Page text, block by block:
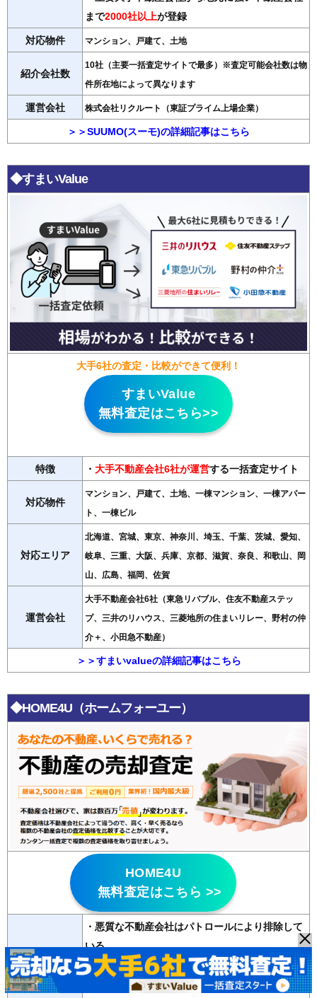
まで2000社以上が登録
対応物件 マンション、戸建て、土地
紹介会社数
10社（主要一括査定サイトで最多）※査定可能会社数は物
件所在地によって異なります
運営会社 株式会社リクルート（東証プライム上場企業）
＞＞SUUMO(スーモ)の詳細記事はこちら
◆すまいValue
大手6社の査定・比較ができて便利！
すまいValue
無料査定はこちら>>
特徴 ・ 大手不動産会社6社が運営する一括査定サイト
対応物件
マンション、戸建て、土地、一棟マンション、一棟アパー
ト、一棟ビル
対応エリア
北海道、宮城、東京、神奈川、埼玉、千葉、茨城、愛知、
岐阜、三重、大阪、兵庫、京都、滋賀、奈良、和歌山、岡
山、広島、福岡、佐賀
運営会社
大手不動産会社6社（東急リバブル、住友不動産ステッ
プ、三井のリハウス、三菱地所の住まいリレー、野村の仲
介＋、小田急不動産）
＞＞すまいvalueの詳細記事はこちら
◆HOME4U（ホームフォーユー）
HOME4U
無料査定はこちら >>
特徴
・悪質な不動産会社はパトロールにより排除して
いる
・20年以上の運営歴があり信頼性が高い
・2500社の登録会社から最大6社の査定が無料で